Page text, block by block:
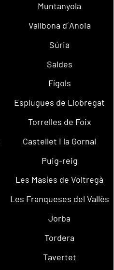
Muntanyola
Vallbona d´Anoia
Súria
Saldes
Fígols
Esplugues de Llobregat
Torrelles de Foix
Castellet i la Gornal
Puig-reig
Les Masíes de Voltregà
Les Franqueses del Vallès
Jorba
Tordera
Tavertet